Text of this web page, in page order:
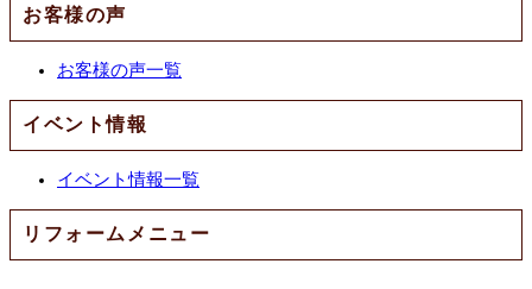
お客様の声
お客様の声一覧
イベント情報
イベント情報一覧
リフォームメニュー